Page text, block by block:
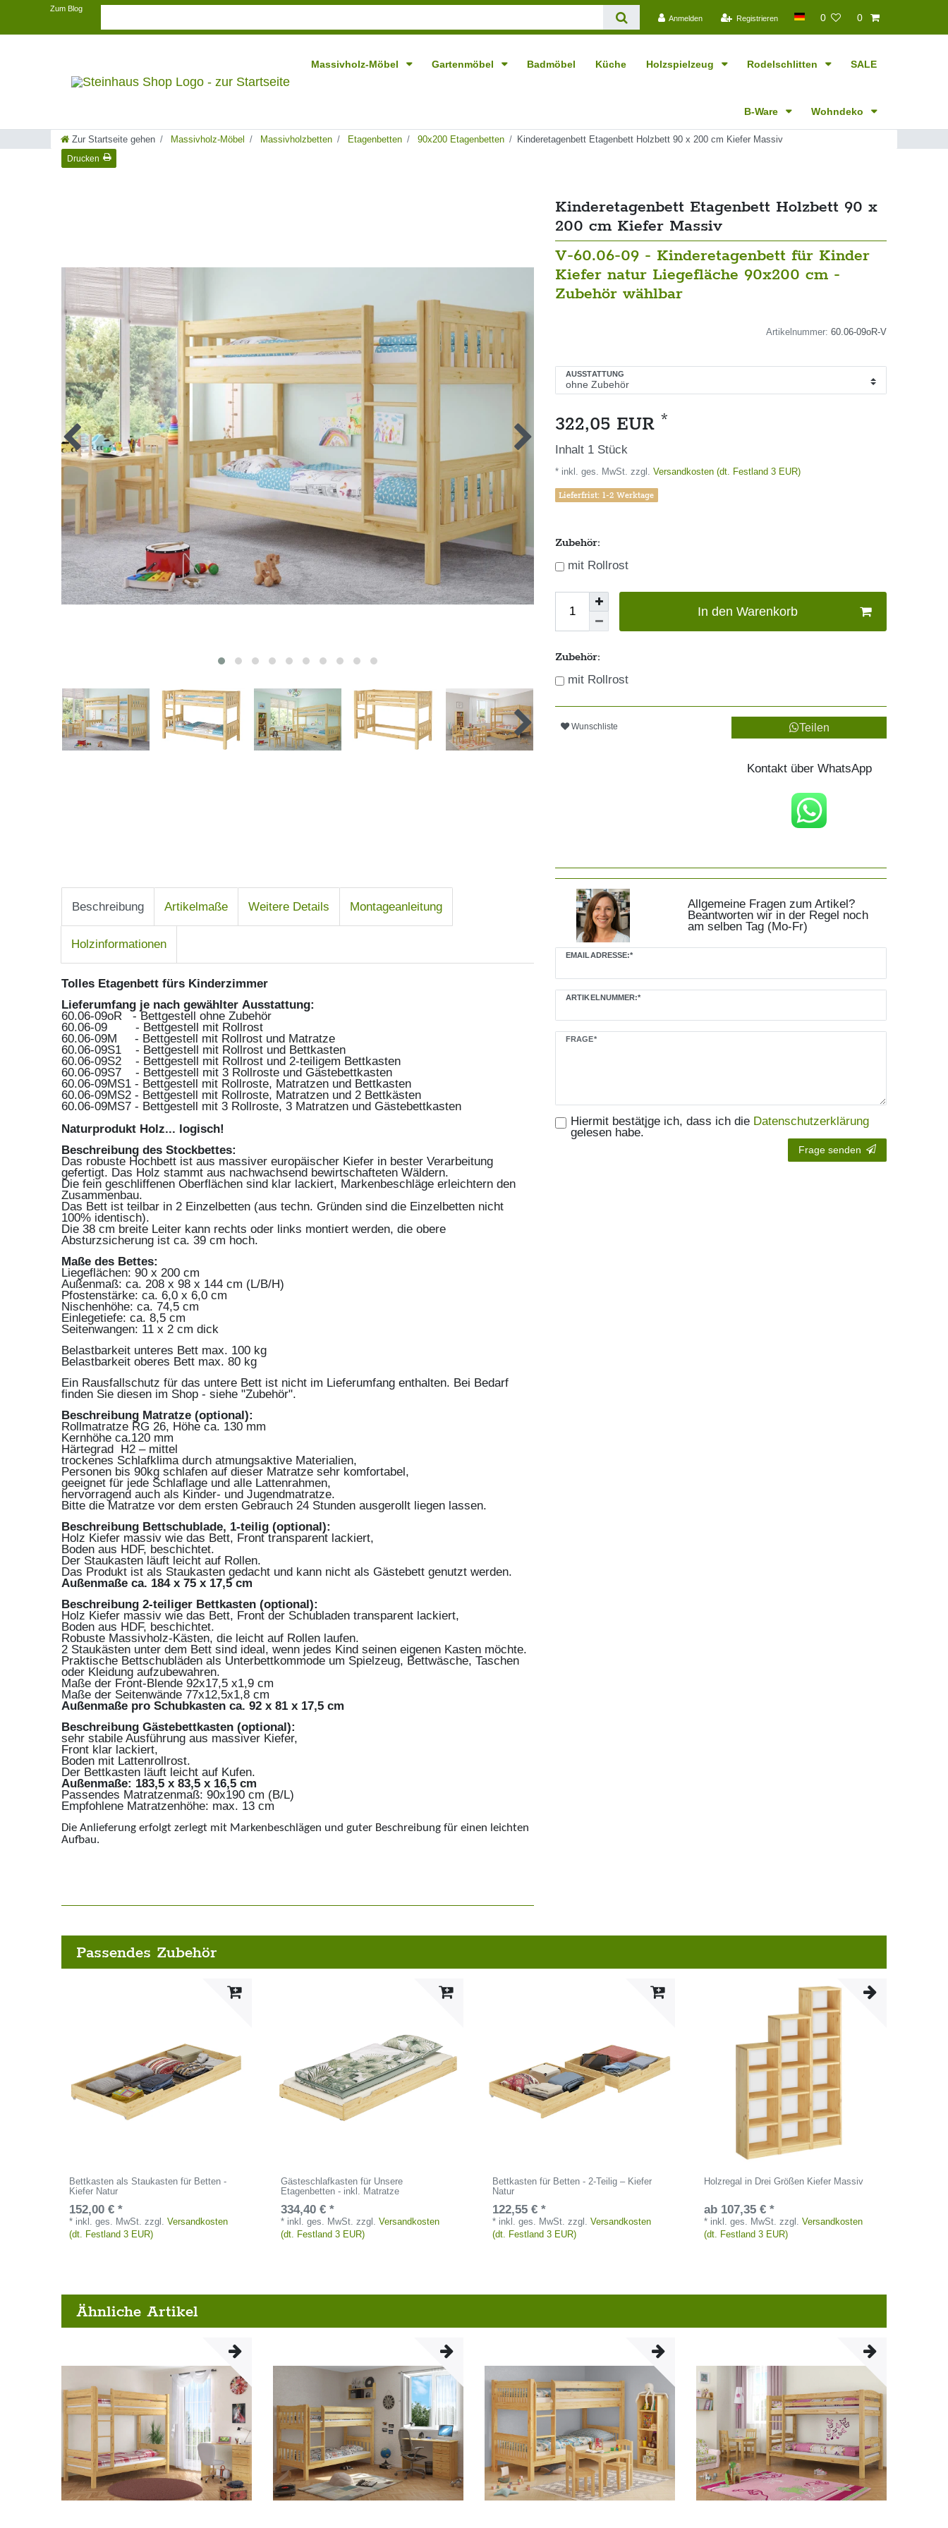
Zum Blog
Anmelden
Registrieren 0 0
Massivholz-Möbel Gartenmöbel Badmöbel Küche Holzspielzeug Rodelschlitten SALE
B-Ware Wohndeko
Zur Startseite gehen Massivholz-Möbel Massivholzbetten Etagenbetten 90x200 Etagenbetten Kinderetagenbett Etagenbett Holzbett 90 x 200 cm Kiefer Massiv
Drucken
Kinderetagenbett Etagenbett Holzbett 90 x
200 cm Kiefer Massiv
V-60.06-09 - Kinderetagenbett für Kinder
Kiefer natur Liegefläche 90x200 cm -
Zubehör wählbar
Artikelnummer: 60.06-09oR-V
AUSSTATTUNG
322,05 EUR *
Inhalt 1 Stück
* inkl. ges. MwSt. zzgl. Versandkosten (dt. Festland 3 EUR)
Lieferfrist: 1-2 Werktage
Zubehör:
mit Rollrost
In den Warenkorb
Zubehör:
mit Rollrost
Wunschliste Teilen
Kontakt über WhatsApp
Beschreibung Artikelmaße Weitere Details Montageanleitung
Holzinformationen
Tolles Etagenbett fürs Kinderzimmer
Lieferumfang je nach gewählter Ausstattung:
60.06-09oR - Bettgestell ohne Zubehör
60.06-09 - Bettgestell mit Rollrost
60.06-09M - Bettgestell mit Rollrost und Matratze
60.06-09S1 - Bettgestell mit Rollrost und Bettkasten
60.06-09S2 - Bettgestell mit Rollrost und 2-teiligem Bettkasten
60.06-09S7 - Bettgestell mit 3 Rollroste und Gästebettkasten
60.06-09MS1 - Bettgestell mit Rollroste, Matratzen und Bettkasten
60.06-09MS2 - Bettgestell mit Rollroste, Matratzen und 2 Bettkästen
60.06-09MS7 - Bettgestell mit 3 Rollroste, 3 Matratzen und Gästebettkasten
Naturprodukt Holz... logisch!
Beschreibung des Stockbettes:
Das robuste Hochbett ist aus massiver europäischer Kiefer in bester Verarbeitung
gefertigt. Das Holz stammt aus nachwachsend bewirtschafteten Wäldern.
Die fein geschliffenen Oberflächen sind klar lackiert, Markenbeschläge erleichtern den
Zusammenbau.
Das Bett ist teilbar in 2 Einzelbetten (aus techn. Gründen sind die Einzelbetten nicht
100% identisch).
Die 38 cm breite Leiter kann rechts oder links montiert werden, die obere
Absturzsicherung ist ca. 39 cm hoch.
Maße des Bettes:
Liegeflächen: 90 x 200 cm
Außenmaß: ca. 208 x 98 x 144 cm (L/B/H)
Pfostenstärke: ca. 6,0 x 6,0 cm
Nischenhöhe: ca. 74,5 cm
Einlegetiefe: ca. 8,5 cm
Seitenwangen: 11 x 2 cm dick
Belastbarkeit unteres Bett max. 100 kg
Belastbarkeit oberes Bett max. 80 kg
Ein Rausfallschutz für das untere Bett ist nicht im Lieferumfang enthalten. Bei Bedarf
finden Sie diesen im Shop - siehe "Zubehör".
Beschreibung Matratze (optional):
Rollmatratze RG 26, Höhe ca. 130 mm
Kernhöhe ca.120 mm
Härtegrad H2 – mittel
trockenes Schlafklima durch atmungsaktive Materialien,
Personen bis 90kg schlafen auf dieser Matratze sehr komfortabel,
geeignet für jede Schlaflage und alle Lattenrahmen,
hervorragend auch als Kinder- und Jugendmatratze.
Bitte die Matratze vor dem ersten Gebrauch 24 Stunden ausgerollt liegen lassen.
Beschreibung Bettschublade, 1-teilig (optional):
Holz Kiefer massiv wie das Bett, Front transparent lackiert,
Boden aus HDF, beschichtet.
Der Staukasten läuft leicht auf Rollen.
Das Produkt ist als Staukasten gedacht und kann nicht als Gästebett genutzt werden.
Außenmaße ca. 184 x 75 x 17,5 cm
Beschreibung 2-teiliger Bettkasten (optional):
Holz Kiefer massiv wie das Bett, Front der Schubladen transparent lackiert,
Boden aus HDF, beschichtet.
Robuste Massivholz-Kästen, die leicht auf Rollen laufen.
2 Staukästen unter dem Bett sind ideal, wenn jedes Kind seinen eigenen Kasten möchte.
Praktische Bettschubläden als Unterbettkommode um Spielzeug, Bettwäsche, Taschen
oder Kleidung aufzubewahren.
Maße der Front-Blende 92x17,5 x1,9 cm
Maße der Seitenwände 77x12,5x1,8 cm
Außenmaße pro Schubkasten ca. 92 x 81 x 17,5 cm
Beschreibung Gästebettkasten (optional):
sehr stabile Ausführung aus massiver Kiefer,
Front klar lackiert,
Boden mit Lattenrollrost.
Der Bettkasten läuft leicht auf Kufen.
Außenmaße: 183,5 x 83,5 x 16,5 cm
Passendes Matratzenmaß: 90x190 cm (B/L)
Empfohlene Matratzenhöhe: max. 13 cm
Die Anlieferung erfolgt zerlegt mit Markenbeschlägen und guter Beschreibung für einen leichten
Aufbau.
Allgemeine Fragen zum Artikel?
Beantworten wir in der Regel noch
am selben Tag (Mo-Fr)
EMAILADRESSE:*
ARTIKELNUMMER:*
FRAGE*
Hiermit bestätige ich, dass ich die Daten­schutz­erklärung
gelesen habe.*
Ceres::Template.mailFormHoneypotLabel
Frage senden
Passendes Zubehör
Bettkasten als Staukasten für Betten -
Kiefer Natur
152,00 € *
* inkl. ges. MwSt. zzgl.Versandkosten
(dt. Festland 3 EUR)
Gästeschlafkasten für Unsere
Etagenbetten - inkl. Matratze
334,40 € *
* inkl. ges. MwSt. zzgl.Versandkosten
(dt. Festland 3 EUR)
Bettkasten für Betten - 2-Teilig – Kiefer
Natur
122,55 € *
* inkl. ges. MwSt. zzgl.Versandkosten
(dt. Festland 3 EUR)
Holzregal in Drei Größen Kiefer Massiv
ab 107,35 € *
* inkl. ges. MwSt. zzgl.Versandkosten
(dt. Festland 3 EUR)
Ähnliche Artikel